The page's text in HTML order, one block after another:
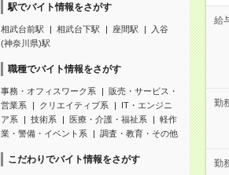
駅でバイト情報をさがす
相武台前駅 相武台下駅 座間駅
入谷
(神奈川県)駅
職種でバイト情報をさがす
事務・オフィスワーク系
販売・サービス・
営業系
クリエイティブ系
IT・エンジニ
ア系
技術系 医療・介護・福祉系
軽作
業・警備・イベント系
調査・教育・その他
こだわりでバイト情報をさがす
給
勤
勤